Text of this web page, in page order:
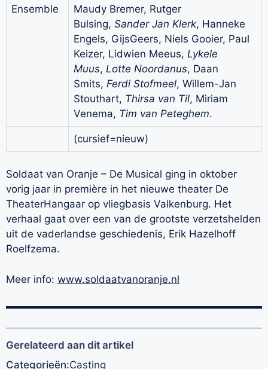
Ensemble
Maudy Bremer, Rutger
Bulsing, Sander Jan Klerk, Hanneke
Engels, GijsGeers, Niels Gooier, Paul
Keizer, Lidwien Meeus, Lykele
Muus, Lotte Noordanus, Daan
Smits, Ferdi Stofmeel, Willem-Jan
Stouthart, Thirsa van Til, Miriam
Venema, Tim van Peteghem.
(cursief=nieuw)
Soldaat van Oranje – De Musical ging in oktober
vorig jaar in première in het nieuwe theater De
TheaterHangaar op vliegbasis Valkenburg. Het
verhaal gaat over een van de grootste verzetshelden
uit de vaderlandse geschiedenis, Erik Hazelhoff
Roelfzema.
Meer info: www.soldaatvanoranje.nl
Gerelateerd aan dit artikel
Categorieën:Casting